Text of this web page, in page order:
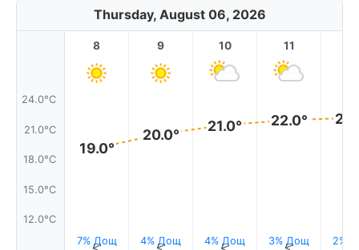
Thursday, August 06, 2026
24.0°C
21.0°C
18.0°C
15.0°C
12.0°C
8
19.0°
7% Дощ
9
20.0°
4% Дощ
10
21.0°
4% Дощ
11
22.0°
3% Дощ 2%